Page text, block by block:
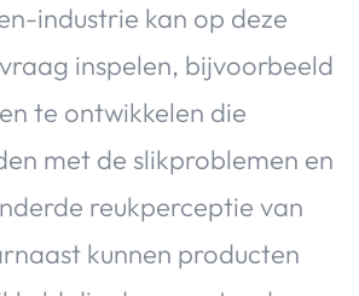
Over Valerie
De Top 5
VALERIE'S CHOICE
Travel
Lifestyle
industrie kan op deze
inspelen, bijvoorbeeld
te ontwikkelen die
met de slikproblemen en
reukperceptie van
kunnen producten